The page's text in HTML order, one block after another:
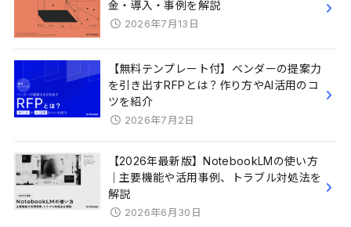
金・導入・事例を解説
2026年7月13日
【無料テンプレート付】ベンダーの提案力
を引き出すRFPとは？作り方やAI活用のコ
ツを紹介
2026年7月2日
【2026年最新版】NotebookLMの使い方
｜主要機能や活用事例、トラブル対処法を
解説
2026年6月30日